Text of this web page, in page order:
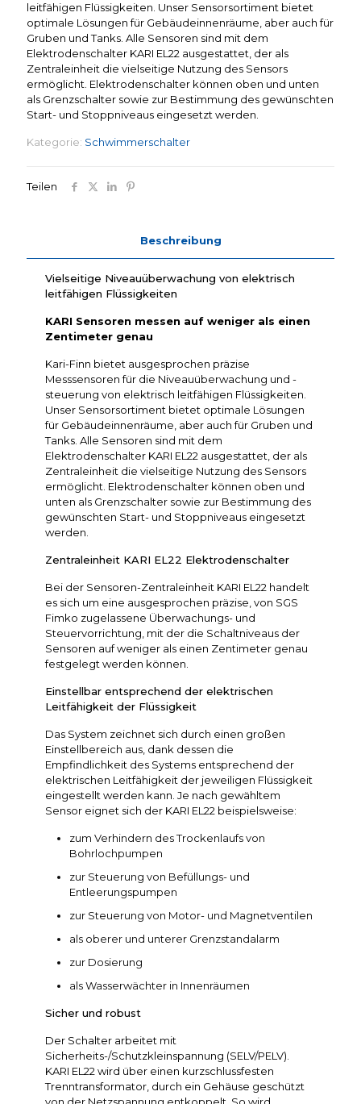
leitfähigen Flüssigkeiten. Unser Sensorsortiment bietet
optimale Lösungen für Gebäudeinnenräume, aber auch für
Gruben und Tanks. Alle Sensoren sind mit dem
Elektrodenschalter KARI EL22 ausgestattet, der als
Zentraleinheit die vielseitige Nutzung des Sensors
ermöglicht. Elektrodenschalter können oben und unten
als Grenzschalter sowie zur Bestimmung des gewünschten
Start- und Stoppniveaus eingesetzt werden.
Kategorie: Schwimmerschalter
Teilen
Beschreibung
Vielseitige Niveauüberwachung von elektrisch
leitfähigen Flüssigkeiten
KARI Sensoren messen auf weniger als einen
Zentimeter genau
Kari-Finn bietet ausgesprochen präzise
Messsensoren für die Niveauüberwachung und -
steuerung von elektrisch leitfähigen Flüssigkeiten.
Unser Sensorsortiment bietet optimale Lösungen
für Gebäudeinnenräume, aber auch für Gruben und
Tanks. Alle Sensoren sind mit dem
Elektrodenschalter KARI EL22 ausgestattet, der als
Zentraleinheit die vielseitige Nutzung des Sensors
ermöglicht. Elektrodenschalter können oben und
unten als Grenzschalter sowie zur Bestimmung des
gewünschten Start- und Stoppniveaus eingesetzt
werden.
Zentraleinheit KARI EL22 Elektrodenschalter
Bei der Sensoren-Zentraleinheit KARI EL22 handelt
es sich um eine ausgesprochen präzise, von SGS
Fimko zugelassene Überwachungs- und
Steuervorrichtung, mit der die Schaltniveaus der
Sensoren auf weniger als einen Zentimeter genau
festgelegt werden können.
Einstellbar entsprechend der elektrischen
Leitfähigkeit der Flüssigkeit
Das System zeichnet sich durch einen großen
Einstellbereich aus, dank dessen die
Empfindlichkeit des Systems entsprechend der
elektrischen Leitfähigkeit der jeweiligen Flüssigkeit
eingestellt werden kann. Je nach gewähltem
Sensor eignet sich der KARI EL22 beispielsweise:
zum Verhindern des Trockenlaufs von
Bohrlochpumpen
zur Steuerung von Befüllungs- und
Entleerungspumpen
zur Steuerung von Motor- und Magnetventilen
als oberer und unterer Grenzstandalarm
zur Dosierung
als Wasserwächter in Innenräumen
Sicher und robust
Der Schalter arbeitet mit
Sicherheits-/Schutzkleinspannung (SELV/PELV).
KARI EL22 wird über einen kurzschlussfesten
Trenntransformator, durch ein Gehäuse geschützt